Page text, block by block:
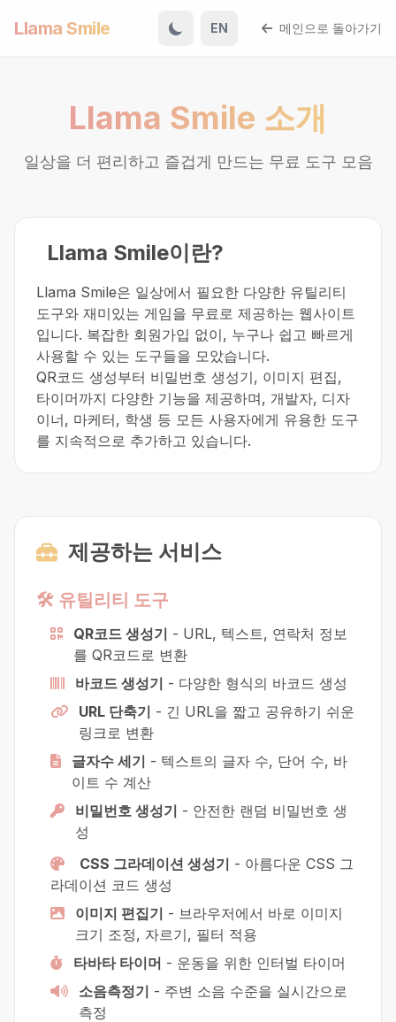
Llama Smile EN 메인으로 돌아가기
Llama Smile 소개
일상을 더 편리하고 즐겁게 만드는 무료 도구 모음
Llama Smile이란?
Llama Smile은 일상에서 필요한 다양한 유틸리티
도구와 재미있는 게임을 무료로 제공하는 웹사이트
입니다. 복잡한 회원가입 없이, 누구나 쉽고 빠르게
사용할 수 있는 도구들을 모았습니다.
QR코드 생성부터 비밀번호 생성기, 이미지 편집,
타이머까지 다양한 기능을 제공하며, 개발자, 디자
이너, 마케터, 학생 등 모든 사용자에게 유용한 도구
를 지속적으로 추가하고 있습니다.
제공하는 서비스
🛠️ 유틸리티 도구
QR코드 생성기 - URL, 텍스트, 연락처 정보
를 QR코드로 변환
바코드 생성기 - 다양한 형식의 바코드 생성
URL 단축기 - 긴 URL을 짧고 공유하기 쉬운
링크로 변환
글자수 세기 - 텍스트의 글자 수, 단어 수, 바
이트 수 계산
비밀번호 생성기 - 안전한 랜덤 비밀번호 생
성
CSS 그라데이션 생성기 - 아름다운 CSS 그
라데이션 코드 생성
이미지 편집기 - 브라우저에서 바로 이미지
크기 조정, 자르기, 필터 적용
타바타 타이머 - 운동을 위한 인터벌 타이머
소음측정기 - 주변 소음 수준을 실시간으로
측정